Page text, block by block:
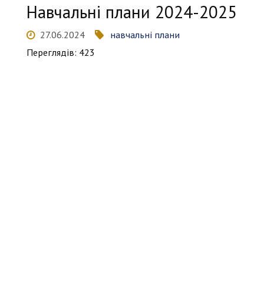
Т
Навчальні плани 2024-2025
27.06.2024
навчальні плани
Переглядів: 423